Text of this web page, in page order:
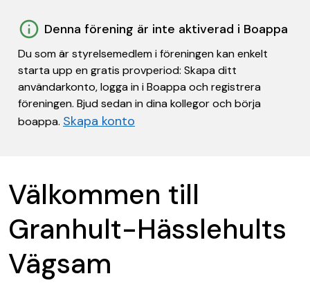
Denna förening är inte aktiverad i Boappa
Du som är styrelsemedlem i föreningen kan enkelt
starta upp en gratis provperiod: Skapa ditt
användarkonto, logga in i Boappa och registrera
föreningen. Bjud sedan in dina kollegor och börja
boappa. Skapa konto
Välkommen till
Granhult-Hässlehults
Vägsam